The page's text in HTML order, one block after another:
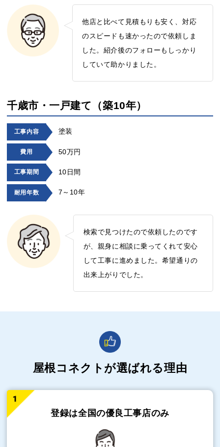
他店と比べて見積もりも安く、対応
のスピードも速かったので依頼しま
した。紹介後のフォローもしっかり
していて助かりました。
千歳市・一戸建て（築10年）
工事内容 塗装
費用 50万円
工事期間 10日間
耐用年数 7～10年
検索で見つけたので依頼したのです
が、親身に相談に乗ってくれて安心
して工事に進めました。希望通りの
出来上がりでした。
屋根コネクトが選ばれる理由
登録は全国の優良工事店のみ